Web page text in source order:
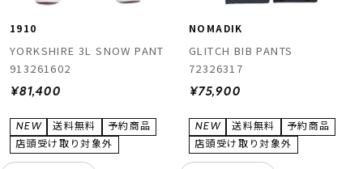
1910
YORKSHIRE 3L SNOW PANT
913261602
¥81,400
NOMADIK
GLITCH BIB PANTS
72326317
¥75,900